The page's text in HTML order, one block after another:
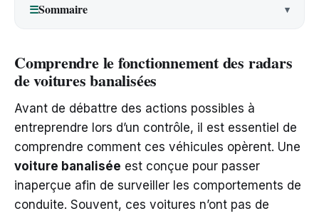
☰Sommaire
Comprendre le fonctionnement des radars
de voitures banalisées
Avant de débattre des actions possibles à
entreprendre lors d’un contrôle, il est essentiel de
comprendre comment ces véhicules opèrent. Une
voiture banalisée est conçue pour passer
inaperçue afin de surveiller les comportements de
conduite. Souvent, ces voitures n’ont pas de